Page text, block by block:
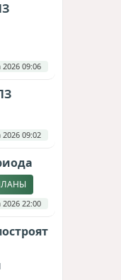
2026 09:06
2026 09:02
2026 22:00